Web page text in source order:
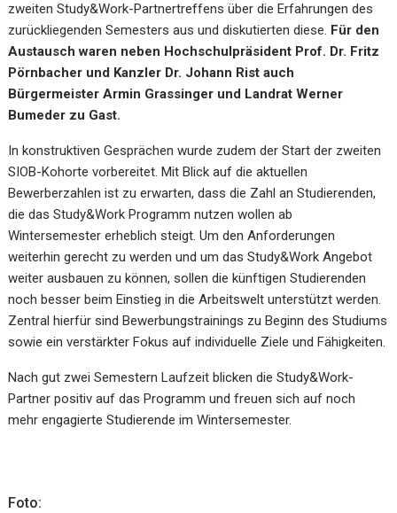
zweiten Study&Work-Partnertreffens über die Erfahrungen des
zurückliegenden Semesters aus und diskutierten diese. Für den
Austausch waren neben Hochschulpräsident Prof. Dr. Fritz
Pörnbacher und Kanzler Dr. Johann Rist auch
Bürgermeister Armin Grassinger und Landrat Werner
Bumeder zu Gast.
In konstruktiven Gesprächen wurde zudem der Start der zweiten
SIOB-Kohorte vorbereitet. Mit Blick auf die aktuellen
Bewerberzahlen ist zu erwarten, dass die Zahl an Studierenden,
die das Study&Work Programm nutzen wollen ab
Wintersemester erheblich steigt. Um den Anforderungen
weiterhin gerecht zu werden und um das Study&Work Angebot
weiter ausbauen zu können, sollen die künftigen Studierenden
noch besser beim Einstieg in die Arbeitswelt unterstützt werden.
Zentral hierfür sind Bewerbungstrainings zu Beginn des Studiums
sowie ein verstärkter Fokus auf individuelle Ziele und Fähigkeiten.
Nach gut zwei Semestern Laufzeit blicken die Study&Work-
Partner positiv auf das Programm und freuen sich auf noch
mehr engagierte Studierende im Wintersemester.
Foto: